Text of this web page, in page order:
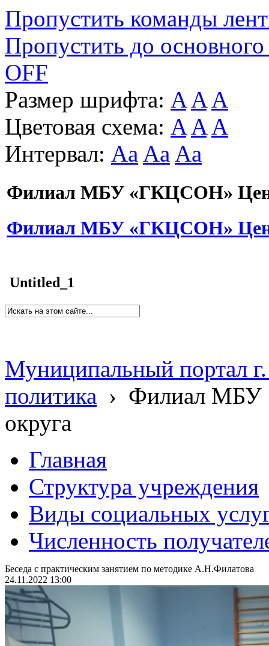
Пропустить команды
Пропустить до основного
OFF
Размер шрифта: A A A
Цветовая схема: A A A
Интервал: Aa Aa Aa
Филиал МБУ «ГКЦСОН»
Филиал МБУ «ГКЦСОН»
Untitled_1
Муниципальный портал
политика › Филиал МБУ
округа
Главная
Структура учреждения
Виды социальных
Численность
Беседа с практическим занятием по методике А.Н.Филатова
24.11.2022 13:00